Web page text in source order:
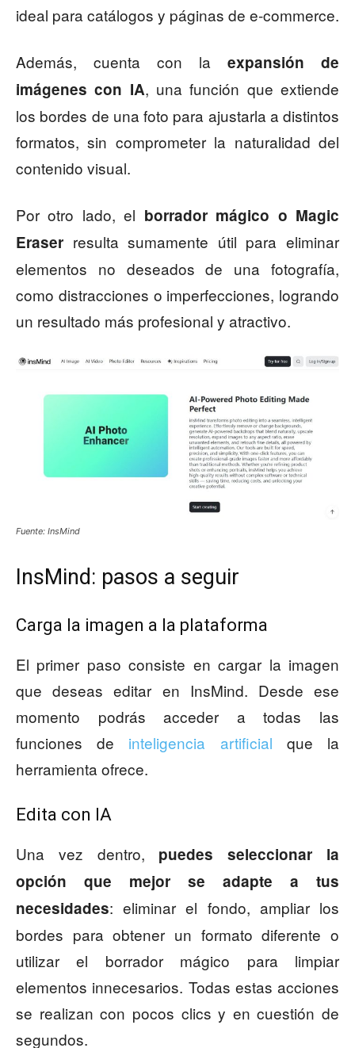
ideal para catálogos y páginas de e-commerce.
Además, cuenta con la expansión de
imágenes con IA, una función que extiende
los bordes de una foto para ajustarla a distintos
formatos, sin comprometer la naturalidad del
contenido visual.
Por otro lado, el borrador mágico o Magic
Eraser resulta sumamente útil para eliminar
elementos no deseados de una fotografía,
como distracciones o imperfecciones, logrando
un resultado más profesional y atractivo.
Fuente: InsMind
InsMind: pasos a seguir
Carga la imagen a la plataforma
El primer paso consiste en cargar la imagen
que deseas editar en InsMind. Desde ese
momento podrás acceder a todas las
funciones de inteligencia artificial que la
herramienta ofrece.
Edita con IA
Una vez dentro, puedes seleccionar la
opción que mejor se adapte a tus
necesidades: eliminar el fondo, ampliar los
bordes para obtener un formato diferente o
utilizar el borrador mágico para limpiar
elementos innecesarios. Todas estas acciones
se realizan con pocos clics y en cuestión de
segundos.